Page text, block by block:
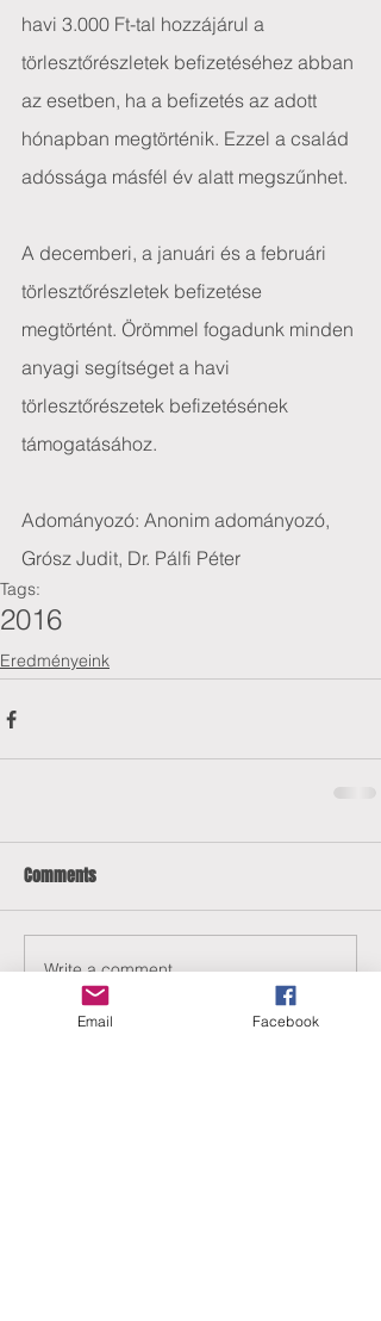
havi 3.000 Ft-tal hozzájárul a
törlesztőrészletek befizetéséhez abban
az esetben, ha a befizetés az adott
hónapban megtörténik. Ezzel a család
adóssága másfél év alatt megszűnhet.
A decemberi, a januári és a februári
törlesztőrészletek befizetése
megtörtént. Örömmel fogadunk minden
anyagi segítséget a havi
törlesztőrészetek befizetésének
támogatásához.
Adományozó: Anonim adományozó,
Grósz Judit, Dr. Pálfi Péter
Tags:
2016
Eredményeink
Comments
Write a comment...
Email Facebook